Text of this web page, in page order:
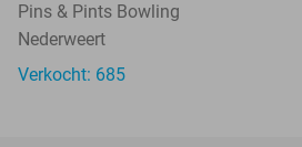
Pins & Pints Bowling
Nederweert
Verkocht: 685